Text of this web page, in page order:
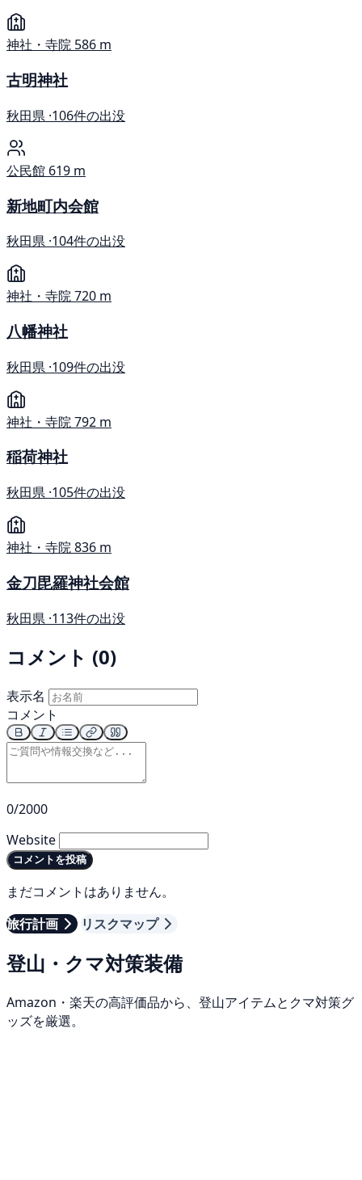
神社・寺院 586 m
古明神社
秋田県 ·106件の出没
公民館 619 m
新地町内会館
秋田県 ·104件の出没
神社・寺院720 m
八幡神社
秋田県 ·109件の出没
神社・寺院792 m
稲荷神社
秋田県 ·105件の出没
神社・寺院836 m
金刀毘羅神社会館
秋田県 ·113件の出没
コメント (0)
表示名
コメント
0/2000
Website
コメントを投稿
まだコメントはありません。
旅行計画
リスクマップ
登山・クマ対策装備
Amazon・楽天の高評価品から、登山アイテムとクマ対策グ
ッズを厳選。